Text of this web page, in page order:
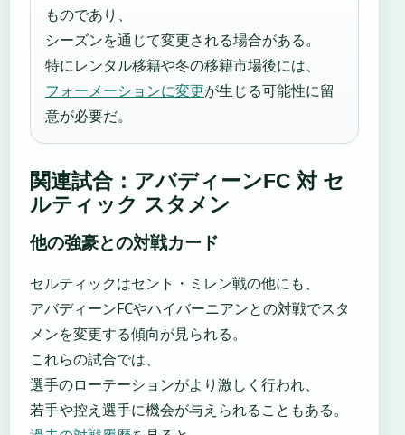
ものであり、
シーズンを通じて変更される場合がある。
特にレンタル移籍や冬の移籍市場後には、
フォーメーションに変更が生じる可能性に留
意が必要だ。
関連試合：アバディーンFC 対 セ
ルティック スタメン
他の強豪との対戦カード
セルティックはセント・ミレン戦の他にも、
アバディーンFCやハイバーニアンとの対戦でスタ
メンを変更する傾向が見られる。
これらの試合では、
選手のローテーションがより激しく行われ、
若手や控え選手に機会が与えられることもある。